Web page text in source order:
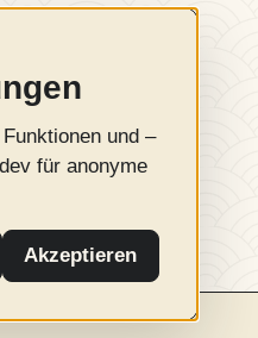
und –
für anonyme
Akzeptieren